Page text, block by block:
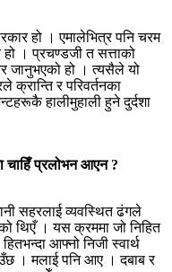
हो । एमालेभित्र पनि चरम
। प्रचण्डजी त सत्ताको
जानुभएको हो । त्यसैले यो
क्रान्ति र परिवर्तनका
हालीमुहाली हुने दुर्दशा
चाहिँ प्रलोभन आएन ?
सहरलाई व्यवस्थित ढंगले
थिएँ । यस क्रममा जो निहित
आफ्नो निजी स्वार्थ
। मलाई पनि आए । दबाब र